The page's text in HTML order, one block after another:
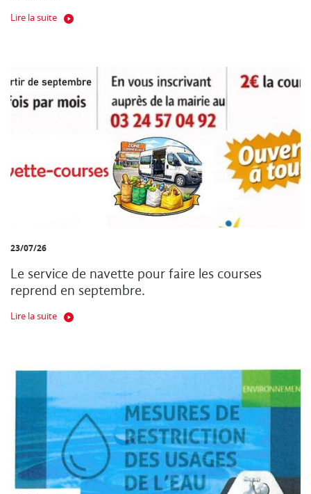
Lire la suite
23/07/26
Le service de navette pour faire les courses
reprend en septembre.
Lire la suite